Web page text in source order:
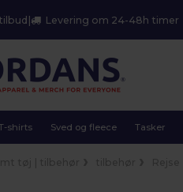
| Levering om 24-48h timer
shirts Sved og fleece Tasker